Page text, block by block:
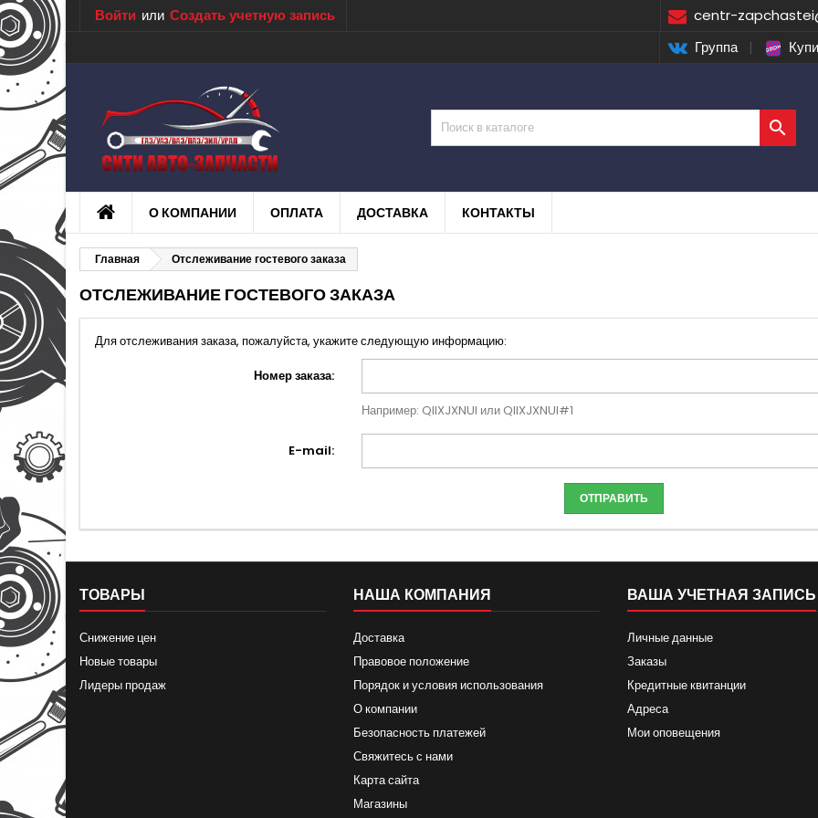
centr-
Войти или Создать учетную запись
Группа |

О КОМПАНИИ ОПЛАТА ДОСТАВКА КОНТАКТЫ
Главная Отслеживание гостевого заказа
ОТСЛЕЖИВАНИЕ ГОСТЕВОГО ЗАКАЗА
Для отслеживания заказа, пожалуйста, укажите следующую информацию:
Номер заказа:
Например: QIIXJXNUI или QIIXJXNUI#1
E-mail:
ОТПРАВИТЬ
ТОВАРЫ
Снижение цен
Новые товары
Лидеры продаж
НАША КОМПАНИЯ
Доставка
Правовое положение
Порядок и условия использования
О компании
Безопасность платежей
Свяжитесь с нами
Карта сайта
Магазины
ВАША УЧЕТНАЯ ЗАПИСЬ
Личные данные
Заказы
Кредитные квитанции
Адреса
Мои оповещения